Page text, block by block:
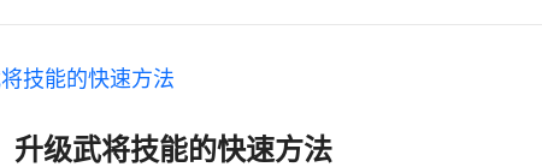
升级武将技能的快速方法